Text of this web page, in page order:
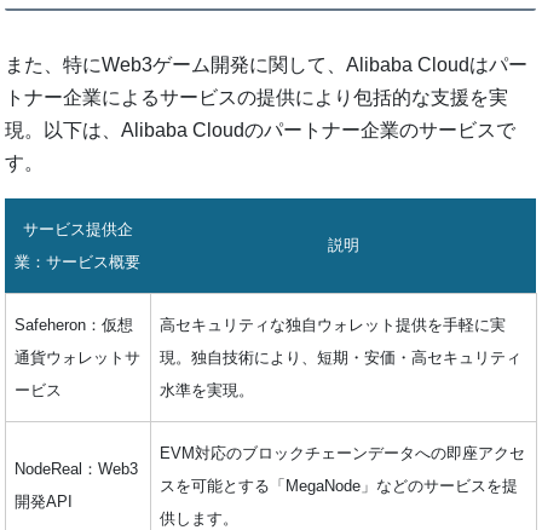
また、特にWeb3ゲーム開発に関して、Alibaba Cloudはパー
トナー企業によるサービスの提供により包括的な支援を実
現。以下は、Alibaba Cloudのパートナー企業のサービスで
す。
サービス提供企
業：サービス概要
説明
Safeheron：仮想
通貨ウォレットサ
ービス
高セキュリティな独自ウォレット提供を手軽に実
現。独自技術により、短期・安価・高セキュリティ
水準を実現。
NodeReal：Web3
開発API
EVM対応のブロックチェーンデータへの即座アクセ
スを可能とする「MegaNode」などのサービスを提
供します。